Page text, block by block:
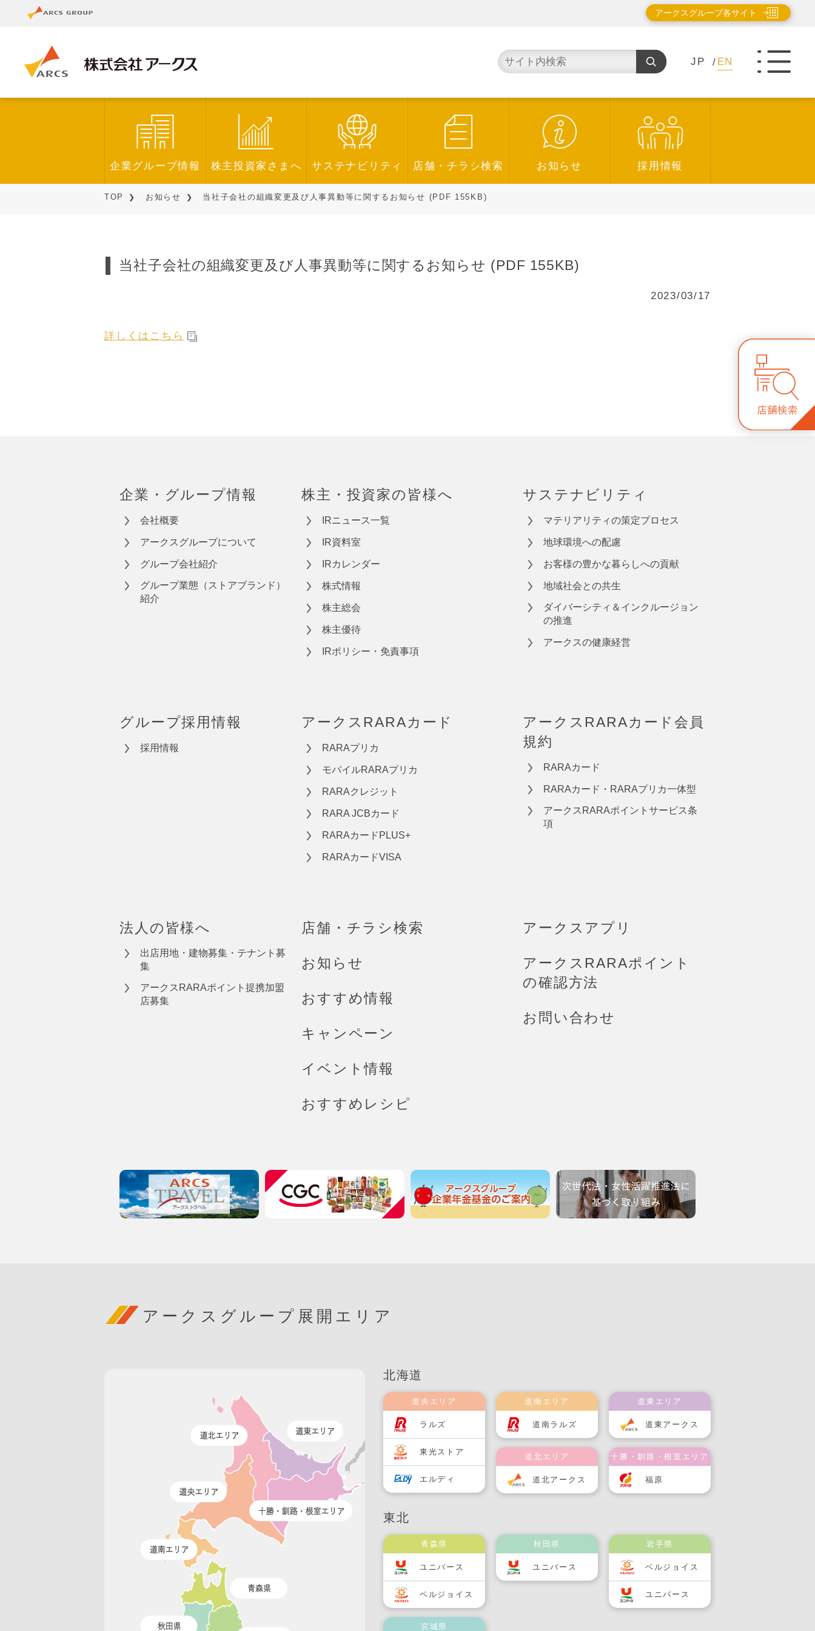
アークスグループ各サイト
JP EN
企業グループ情報 株主投資家さまへ サステナビリティ 店舗・チラシ検索 お知らせ 採用情報
TOP お知らせ 当社子会社の組織変更及び人事異動等に関するお知らせ (PDF 155KB)
当社子会社の組織変更及び人事異動等に関するお知らせ (PDF 155KB)
2023/03/17
詳しくはこちら
企業・グループ情報
会社概要
アークスグループについて
グループ会社紹介
グループ業態（ストアブランド）
紹介
株主・投資家の皆様へ
IRニュース一覧
IR資料室
IRカレンダー
株式情報
株主総会
株主優待
IRポリシー・免責事項
サステナビリティ
マテリアリティの策定プロセス
地球環境への配慮
お客様の豊かな暮らしへの貢献
地域社会との共生
ダイバーシティ＆インクルージョン
の推進
アークスの健康経営
グループ採用情報
採用情報
アークスRARAカード
RARAプリカ
モバイルRARAプリカ
RARAクレジット
RARA JCBカード
RARAカードPLUS+
RARAカードVISA
アークスRARAカード会員
規約
RARAカード
RARAカード・RARAプリカ一体型
アークスRARAポイントサービス条
項
法人の皆様へ
出店用地・建物募集・テナント募
集
アークスRARAポイント提携加盟
店募集
店舗・チラシ検索
お知らせ
おすすめ情報
キャンペーン
イベント情報
おすすめレシピ
アークスアプリ
アークスRARAポイント
の確認方法
お問い合わせ
アークスグループ展開エリア
北海道
道央エリア
ラルズ
東光ストア
エルディ
道南エリア
道南ラルズ
道北エリア
道北アークス
道東エリア
道東アークス
十勝・釧路・根室エリア
福原
東北
青森県
ユニバース
ベルジョイス
秋田県
ユニバース
岩手県
ベルジョイス
ユニバース
宮城県